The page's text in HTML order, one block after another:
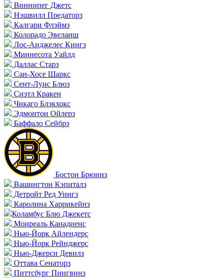
Виннипег Джетс
Нэшвилл Предаторз
Калгари Флэймз
Колорадо Эвеланш
Лос-Анджелес Кингз
Миннесота Уайлд
Даллас Старз
Сан-Хосе Шаркс
Сент-Луис Блюз
Сиэтл Кракен
Чикаго Блэкхокс
Эдмонтон Ойлерз
Баффало Сейбрз
Бостон Брюинз
Вашингтон Кэпиталз
Детройт Ред Уингз
Каролина Харрикейнз
Коламбус Блю Джекетс
Монреаль Канадиенс
Нью-Йорк Айлендерс
Нью-Йорк Рейнджерс
Нью-Джерси Девилз
Оттава Сенаторз
Питтсбург Пингвинз